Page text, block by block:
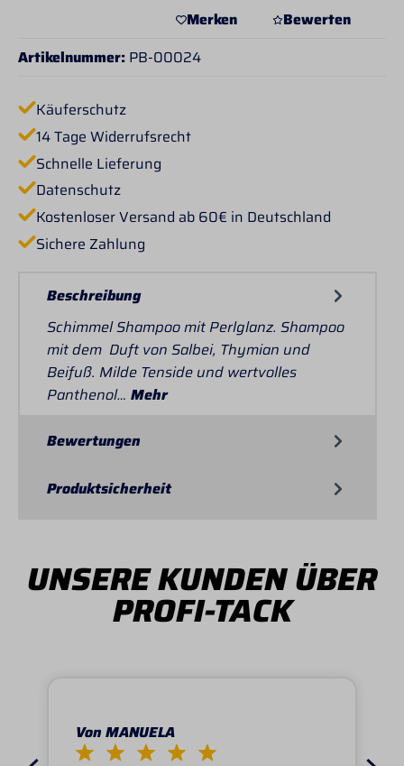
Merken
Bewerten
Artikelnummer: PB-00024
Käuferschutz
14 Tage Widerrufsrecht
Schnelle Lieferung
Datenschutz
Kostenloser Versand ab 60€ in Deutschland
Sichere Zahlung
Beschreibung
Schimmel Shampoo mit Perlglanz. Shampoo
mit dem Duft von Salbei, Thymian und
Beifuß. Milde Tenside und wertvolles
Panthenol… Mehr
Bewertungen
Produktsicherheit
UNSERE KUNDEN ÜBER
PROFI-TACK
Von MANUELA